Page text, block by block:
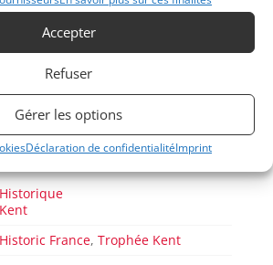
Accepter
Refuser
Gérer les options
Déclaration de confidentialitéImprint
(il y a 4 ans)
France,Trophée Kent